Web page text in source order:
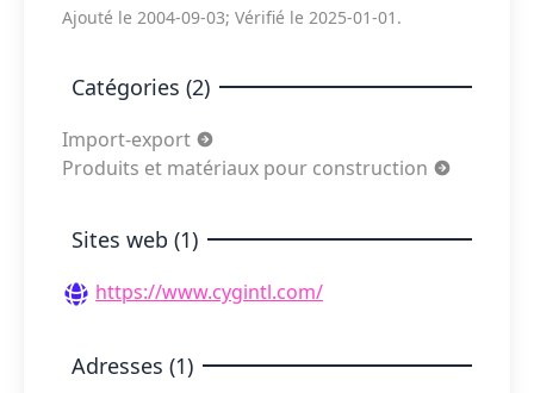
Ajouté le 2004-09-03; Vérifié le 2025-01-01.
Catégories (2)
Import-export
Produits et matériaux pour construction
Sites web (1)
https://www.cygintl.com/
Adresses (1)